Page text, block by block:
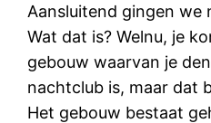
Aansluitend gingen we
Wat dat is? Welnu, je
gebouw waarvan je
nachtclub is, maar dat
Het gebouw bestaat